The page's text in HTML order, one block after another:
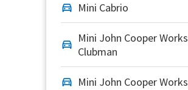
Mini Cabrio
Mini John Cooper Works
Clubman
Mini John Cooper Works